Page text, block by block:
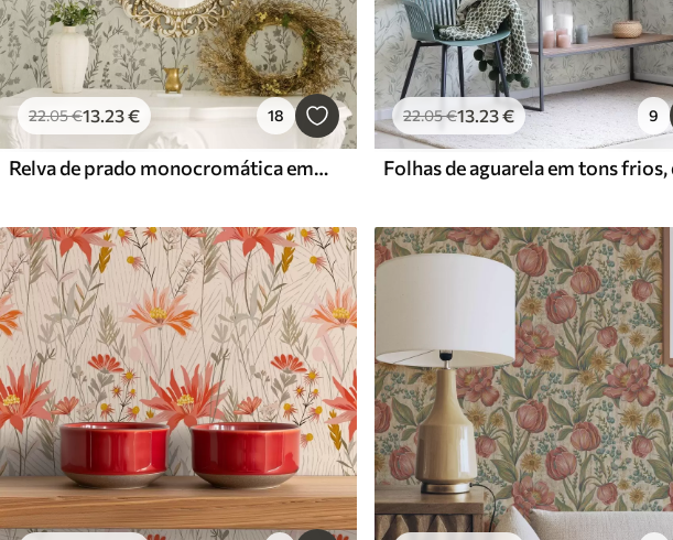
22.05€13.23€ 18
Relva de prado monocromática em estilo vintage
22.05€13.23€ 9